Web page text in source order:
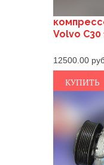
Volvo C30
12500.00
КУПИТЬ